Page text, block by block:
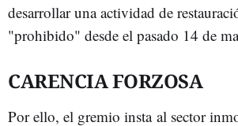
desarrollar una actividad de
"prohibido" desde el pasado 14 de
CARENCIA FORZOSA
Por ello, el gremio insta al sector